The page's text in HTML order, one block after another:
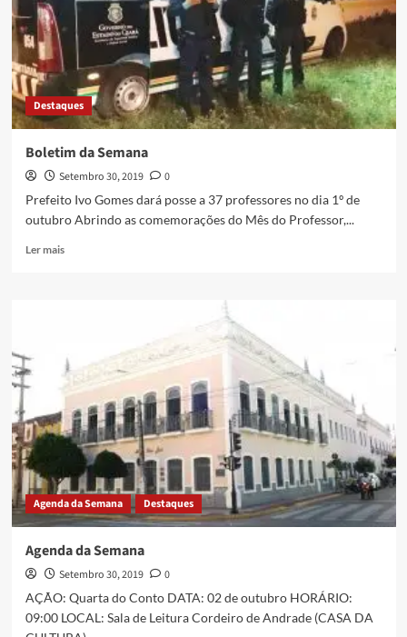
Destaques
Boletim da Semana
Setembro 30, 2019
0
Prefeito Ivo Gomes dará posse a 37 professores no dia 1º de
outubro Abrindo as comemorações do Mês do Professor,...
Ler mais
Agenda da Semana Destaques
Agenda da Semana
Setembro 30, 2019
0
AÇÃO: Quarta do Conto DATA: 02 de outubro HORÁRIO:
09:00 LOCAL: Sala de Leitura Cordeiro de Andrade (CASA DA